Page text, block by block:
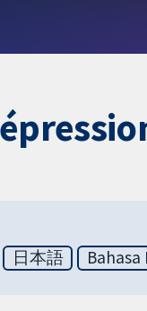
日本語 Bahasa